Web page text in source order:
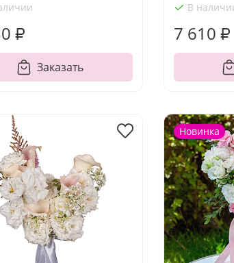
₽
Заказать
В
7 610 ₽
Новинка